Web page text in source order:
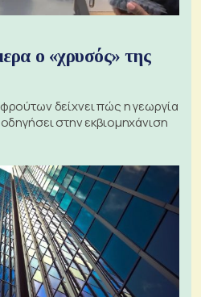
ο «χρυσός» της
δείχνει πώς η γεωργία
στην εκβιομηχάνιση